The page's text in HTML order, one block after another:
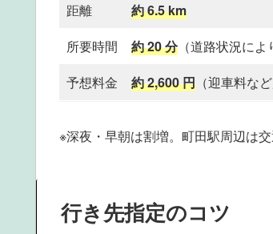
距離
約 6.5 km
所要時間
約 20 分（道路状況によ
予想料金
約 2,600 円 （迎車料な
※深夜・早朝は割増。町田駅周辺は
行き先指定のコツ